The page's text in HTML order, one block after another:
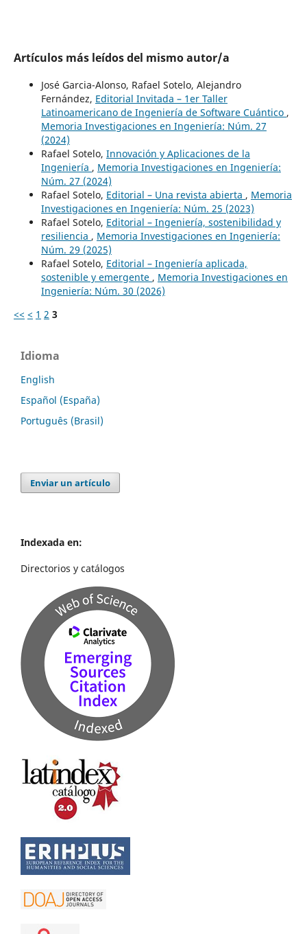
Artículos más leídos del mismo autor/a
José Garcia-Alonso, Rafael Sotelo, Alejandro
Fernández, Editorial Invitada – 1er Taller
Latinoamericano de Ingeniería de Software Cuántico ,
Memoria Investigaciones en Ingeniería: Núm. 27
(2024)
Rafael Sotelo, Innovación y Aplicaciones de la
Ingeniería , Memoria Investigaciones en Ingeniería:
Núm. 27 (2024)
Rafael Sotelo, Editorial – Una revista abierta , Memoria
Investigaciones en Ingeniería: Núm. 25 (2023)
Rafael Sotelo, Editorial – Ingeniería, sostenibilidad y
resiliencia , Memoria Investigaciones en Ingeniería:
Núm. 29 (2025)
Rafael Sotelo, Editorial – Ingeniería aplicada,
sostenible y emergente , Memoria Investigaciones en
Ingeniería: Núm. 30 (2026)
<< < 1 2 3
Idioma
English
Español (España)
Português (Brasil)
Enviar un artículo
Indexada en:
Directorios y catálogos